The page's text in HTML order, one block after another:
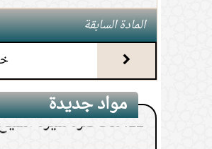
المادة السابقة
مواد جديدة
11. محاضرة أحكام
12. محاضرة سيرة
13. دورة أسباب اختلاف
2. خطبة الجمعة :
3.
خطبة: فويل لهم
4. لزوم الجماعة
الحزبية كجماعة